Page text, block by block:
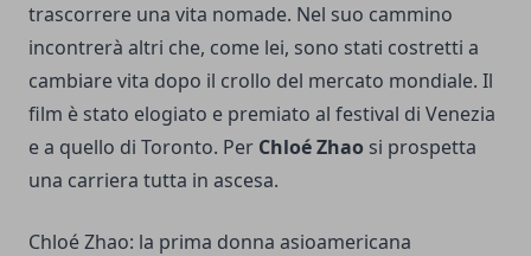
trascorrere una vita nomade. Nel suo cammino
incontrerà altri che, come lei, sono stati costretti a
cambiare vita dopo il crollo del mercato mondiale. Il
film è stato elogiato e premiato al festival di Venezia
e a quello di Toronto. Per Chloé Zhao si prospetta
una carriera tutta in ascesa.
Chloé Zhao: la prima donna asioamericana